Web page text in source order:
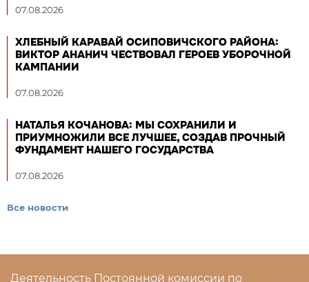
07.08.2026
ХЛЕБНЫЙ КАРАВАЙ ОСИПОВИЧСКОГО РАЙОНА:
ВИКТОР АНАНИЧ ЧЕСТВОВАЛ ГЕРОЕВ УБОРОЧНОЙ
КАМПАНИИ
07.08.2026
НАТАЛЬЯ КОЧАНОВА: МЫ СОХРАНИЛИ И
ПРИУМНОЖИЛИ ВСЕ ЛУЧШЕЕ, СОЗДАВ ПРОЧНЫЙ
ФУНДАМЕНТ НАШЕГО ГОСУДАРСТВА
07.08.2026
Все новости
Деятельность Постоянной комиссии по